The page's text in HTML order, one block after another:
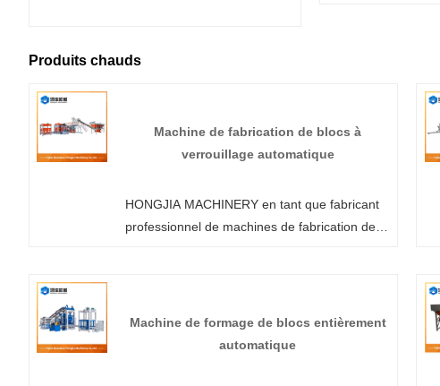
Produits chauds
Machine de fabrication de blocs à
verrouillage automatique
HONGJIA MACHINERY en tant que fabricant
professionnel de machines de fabrication de
notre usine et nous vous offrirons le meilleur
service après-vente et une livraison rapide.
Machine de formage de blocs entièrement
automatique